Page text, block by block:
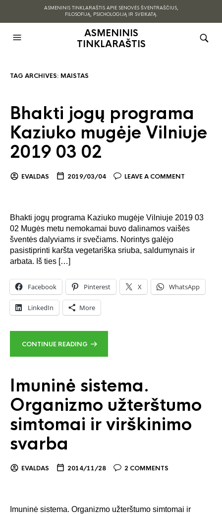
ASMENINIS TINKLARAŠTIS APIE SENOVĖS ŠVENTRAŠČIUS,
FILOSOFIJĄ, PSICHOLOGIJĄ IR SVEIKATĄ.
ASMENINIS
TINKLARAŠTIS
TAG ARCHIVES: MAISTAS
Bhakti jogų programa
Kaziuko mugėje Vilniuje
2019 03 02
EVALDAS 2019/03/04 LEAVE A COMMENT
Bhakti jogų programa Kaziuko mugėje Vilniuje 2019 03
02 Mugės metu nemokamai buvo dalinamos vaišės
šventės dalyviams ir svečiams. Norintys galėjo
pasistiprinti karšta vegetariška sriuba, saldumynais ir
arbata. Iš ties […]
Facebook Pinterest X WhatsApp
LinkedIn More
CONTINUE READING
Imuninė sistema.
Organizmo užterštumo
simtomai ir virškinimo
svarba
EVALDAS 2014/11/28 2 COMMENTS
Imuninė sistema. Organizmo užterštumo simtomai ir